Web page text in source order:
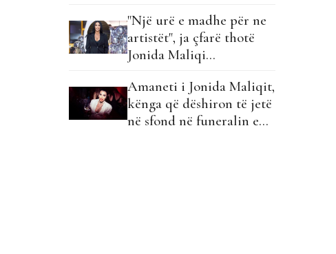
"Një urë e madhe për ne
artistët", ja çfarë thotë
Jonida Maliqi…
Amaneti i Jonida Maliqit,
kënga që dëshiron të jetë
në sfond në funeralin e